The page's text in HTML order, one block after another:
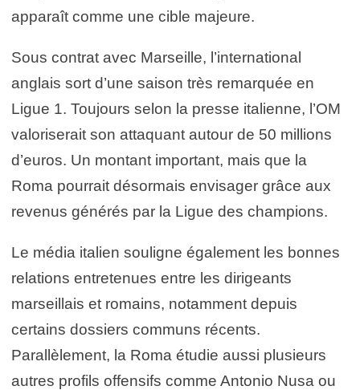
apparaît comme une cible majeure.
Sous contrat avec Marseille, l’international
anglais sort d’une saison très remarquée en
Ligue 1. Toujours selon la presse italienne, l’OM
valoriserait son attaquant autour de 50 millions
d’euros. Un montant important, mais que la
Roma pourrait désormais envisager grâce aux
revenus générés par la Ligue des champions.
Le média italien souligne également les bonnes
relations entretenues entre les dirigeants
marseillais et romains, notamment depuis
certains dossiers communs récents.
Parallèlement, la Roma étudie aussi plusieurs
autres profils offensifs comme Antonio Nusa ou